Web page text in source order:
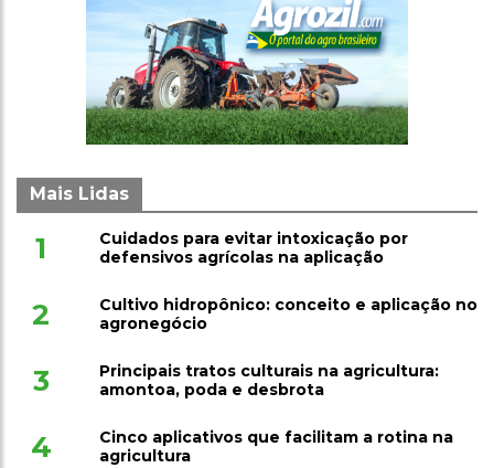
Mais Lidas
1
Cuidados para evitar intoxicação por
defensivos agrícolas na aplicação
2
Cultivo hidropônico: conceito e aplicação no
agronegócio
3
Principais tratos culturais na agricultura:
amontoa, poda e desbrota
4
Cinco aplicativos que facilitam a rotina na
agricultura